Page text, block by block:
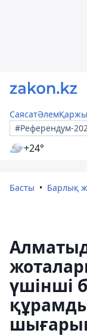
СаясатӘлемҚаржы
#Референдум-
+24°
Басты Барлық
үшінші